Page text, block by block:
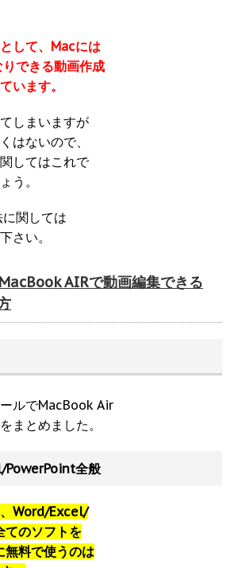
して、Macには
できる動画作成
います。
しまいますが
はないので、
してはこれで
う。
関しては
さい。
MacBook AIRで動画編集できる
ルでMacBook Air
まとめました。
PowerPoint全般
Word/Excel/
のソフトを
料で使うのは